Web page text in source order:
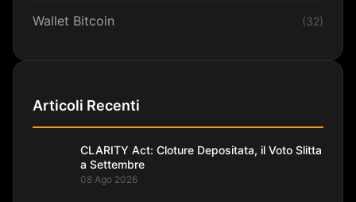
Wallet Bitcoin (32)
Articoli Recenti
CLARITY Act: Cloture Depositata, il Voto Slitta
a Settembre
08 Ago 2026